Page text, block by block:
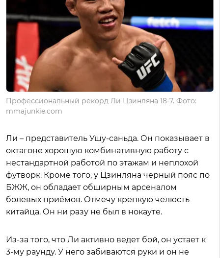
Профессиональный рекорд Ли Цзинляна 18-7. Фото:
mmajunkie.com
Ли – представитель Ушу-саньда. Он показывает в
октагоне хорошую комбинативную работу с
нестандартной работой по этажам и неплохой
футворк. Кроме того, у Цзинляна черный пояс по
БЖЖ, он обладает обширным арсеналом
болевых приёмов. Отмечу крепкую челюсть
китайца. Он ни разу не был в нокауте.
Из-за того, что Ли активно ведет бой, он устает к
3-му раунду. У него забиваются руки и он не